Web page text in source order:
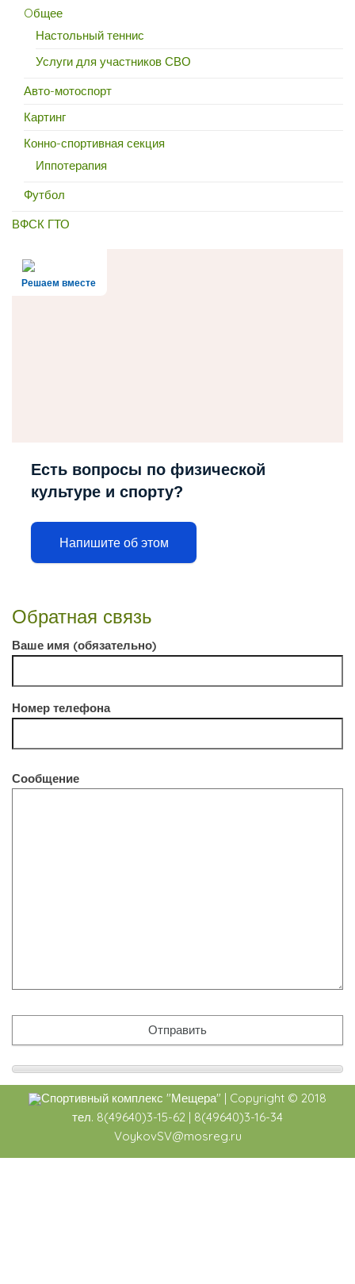
Oбщее
Настольный теннис
Услуги для участников СВО
Авто-мотоспорт
Картинг
Конно-спортивная секция
Иппотерапия
Футбол
ВФСК ГТО
Решаем вместе
Есть вопросы по физической
культуре и спорту?
Напишите об этом
Обратная связь
Ваше имя (обязательно)
Номер телефона
Сообщение
Спортивный комплекс "Мещера" Copyright © 2018
тел. 8(49640)3-15-62 | 8(49640)3-16-34
VoykovSV@mosreg.ru